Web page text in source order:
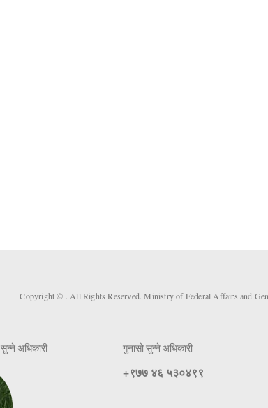
Copyright © . All Rights Reserved. Ministry of Federal Affairs and
अधिकारी गुनासो सुन्ने अधिकारी
+९७७ ४६ ५३०४९९